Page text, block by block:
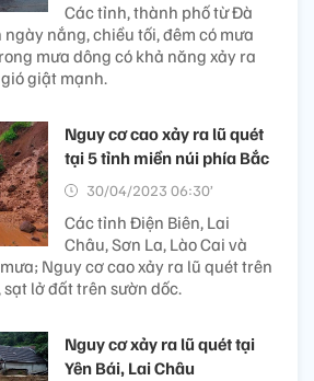
Các tỉnh, thành phố từ Đà
nắng, chiều tối, đêm có mưa
mưa dông có khả năng xảy ra
giật mạnh.
Nguy cơ cao xảy ra lũ quét
tại 5 tỉnh miền núi phía Bắc
30/04/2023 06:30’
Các tỉnh Điện Biên, Lai
Châu, Sơn La, Lào Cai và
Nguy cơ cao xảy ra lũ quét trên
sạt lở đất trên sườn dốc.
Nguy cơ xảy ra lũ quét tại
Yên Bái, Lai Châu